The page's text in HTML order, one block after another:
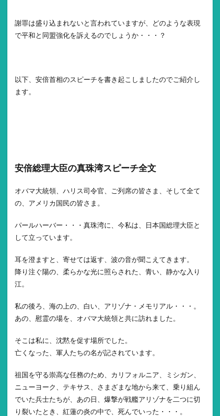
謝罪は盛り込まれないと言われていますが、どのような表現
で平和と同盟強化を訴えるのでしょうか・・・？
以下、安倍首相のスピーチを書き起こしましたのでご紹介し
ます。
安倍総理大臣の真珠湾スピーチ全文
オバマ大統領、ハリス司令官、ご列席の皆さま、そして全て
の、アメリカ国民の皆さま。
パールハーバー・・・真珠湾に、今私は、日本国総理大臣と
して立っています。
耳を澄ますと、寄せては返す、波の音が聞こえてきます。
降り注ぐ陽の、柔らかな光に照らされた、青い、静かな入り
江。
私の後ろ、海の上の、白い、アリゾナ・メモリアル・・・。
あの、慰霊の場を、オバマ大統領と共に訪れました。
そこは私に、沈黙を促す場所でした。
亡くなった、軍人たちの名が記されています。
祖国を守る崇高な任務のため、カリフォルニア、ミシガン、
ニューヨーク、テキサス、さまざまな地から来て、乗り組ん
でいた兵士たちが、あの日、爆撃が戦艦アリゾナを二つに切
り裂いたとき、紅蓮の炎の中で、死んでいった・・・。